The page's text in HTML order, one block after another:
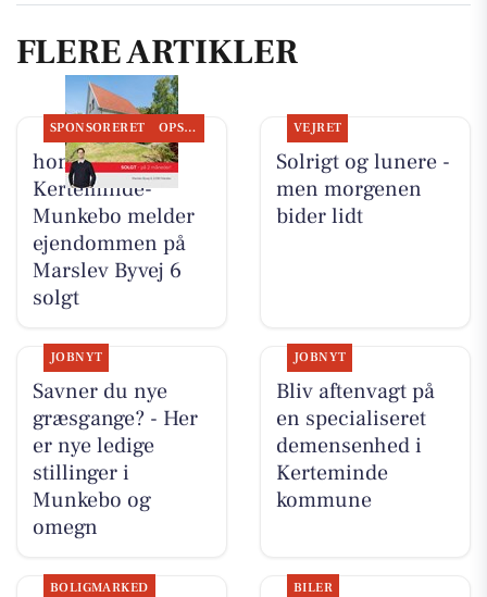
FLERE ARTIKLER
SPONSORERET OPSLAGSTAVLEN
home
Kerteminde-
Munkebo melder
ejendommen på
Marslev Byvej 6
solgt
VEJRET
Solrigt og lunere -
men morgenen
bider lidt
JOBNYT
Savner du nye
græsgange? - Her
er nye ledige
stillinger i
Munkebo og
omegn
JOBNYT
Bliv aftenvagt på
en specialiseret
demensenhed i
Kerteminde
kommune
BOLIGMARKED BILER